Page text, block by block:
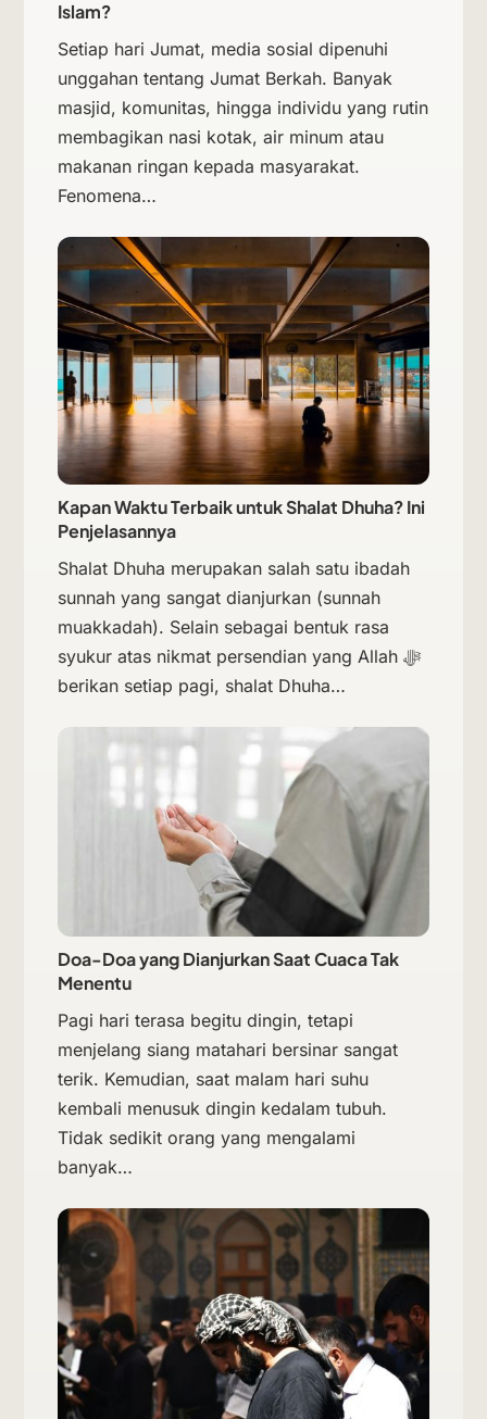
Islam?
Setiap hari Jumat, media sosial dipenuhi
unggahan tentang Jumat Berkah. Banyak
masjid, komunitas, hingga individu yang rutin
membagikan nasi kotak, air minum atau
makanan ringan kepada masyarakat.
Fenomena…
Kapan Waktu Terbaik untuk Shalat Dhuha? Ini
Penjelasannya
Shalat Dhuha merupakan salah satu ibadah
sunnah yang sangat dianjurkan (sunnah
muakkadah). Selain sebagai bentuk rasa
syukur atas nikmat persendian yang Allah ﷻ
berikan setiap pagi, shalat Dhuha…
Doa-Doa yang Dianjurkan Saat Cuaca Tak
Menentu
Pagi hari terasa begitu dingin, tetapi
menjelang siang matahari bersinar sangat
terik. Kemudian, saat malam hari suhu
kembali menusuk dingin kedalam tubuh.
Tidak sedikit orang yang mengalami
banyak…